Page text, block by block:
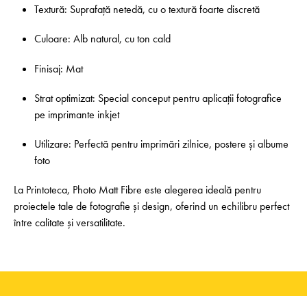
Textură: Suprafață netedă, cu o textură foarte discretă
Culoare: Alb natural, cu ton cald
Finisaj: Mat
Strat optimizat: Special conceput pentru aplicații fotografice
pe imprimante inkjet
Utilizare: Perfectă pentru imprimări zilnice, postere și albume
foto
La Printoteca, Photo Matt Fibre este alegerea ideală pentru
proiectele tale de fotografie și design, oferind un echilibru perfect
între calitate și versatilitate.